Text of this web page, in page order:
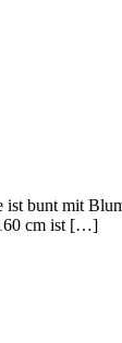
bunt mit
cm ist […]